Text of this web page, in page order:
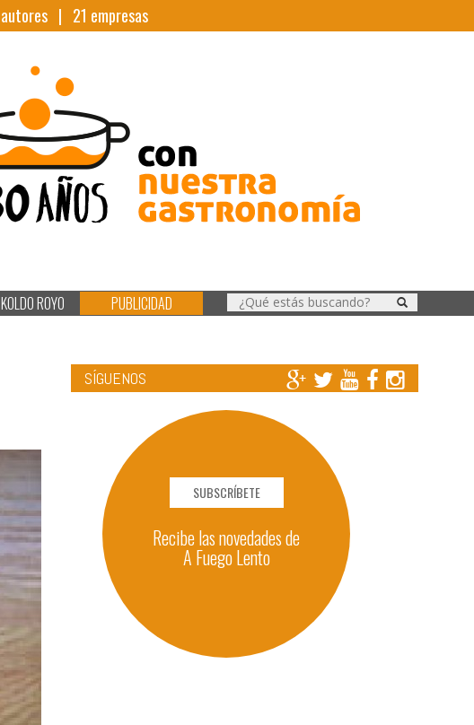
autores | 21 empresas
KOLDO ROYO PUBLICIDAD
SÍGUENOS
SUBSCRÍBETE
Recibe las novedades de
A Fuego Lento